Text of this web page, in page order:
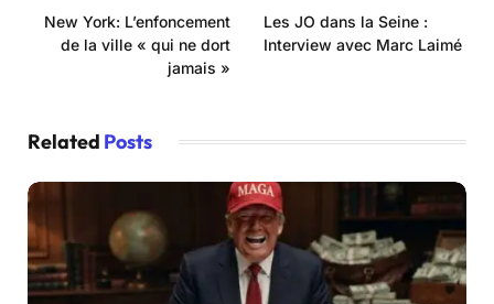
New York: L’enfoncement
de la ville « qui ne dort
jamais »
Les JO dans la Seine :
Interview avec Marc Laimé
Related Posts